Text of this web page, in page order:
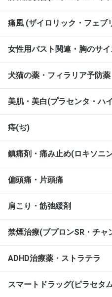
痛風 (ザイロリック・フェブ
女性用バスト関連・胸のサ
犬猫の薬・フィラリア予防薬
美肌・美白(プラセンタ・ハ
痔(ぢ)
鎮痛剤・痛み止め(ロキソニ
偏頭痛・片頭痛
肩こり・筋弛緩剤
禁煙治療(ブプロンSR・チャ
ADHD治療薬・ストラテラ
スマートドラッグ(ピラセタ